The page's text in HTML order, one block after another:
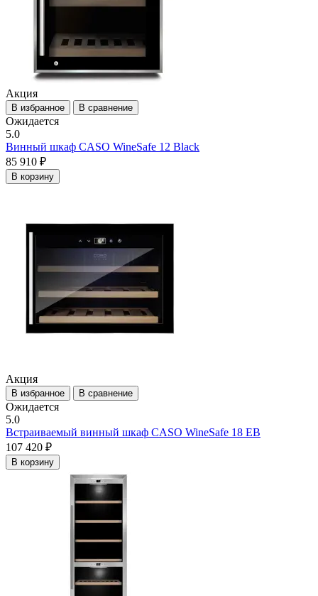
Акция
В избранное В сравнение
Ожидается
5.0
Винный шкаф CASO WineSafe 12 Black
85 910 ₽
В корзину
Акция
В избранное В сравнение
Ожидается
5.0
Встраиваемый винный шкаф CASO WineSafe 18 EB
107 420 ₽
В корзину